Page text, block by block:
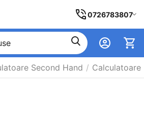
0726783807
Second Hand / Calculatoare